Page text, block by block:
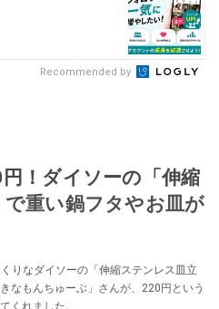
Recommended by
！ダイソーの「伸縮
重い鍋フタやお皿が
りなダイソーの「伸縮ステンレス皿立
なもんちゅーぶ」さんが、220円という
くれました。